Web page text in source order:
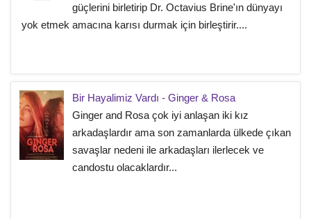
güçlerini birletirip Dr. Octavius Brine'ın dünyayı
yok etmek amacına karısı durmak için birleştirir....
Bir Hayalimiz Vardı - Ginger & Rosa
Ginger and Rosa çok iyi anlaşan iki kız
arkadaşlardır ama son zamanlarda ülkede çıkan
savaşlar nedeni ile arkadaşları ilerlecek ve
candostu olacaklardır...